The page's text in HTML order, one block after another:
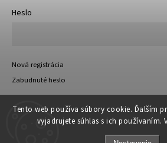
Tento web používa súbory cookie. Ďalším
vyjadrujete súhlas s ich používaním.
Heslo
Nová registrácia
Zabudnuté heslo